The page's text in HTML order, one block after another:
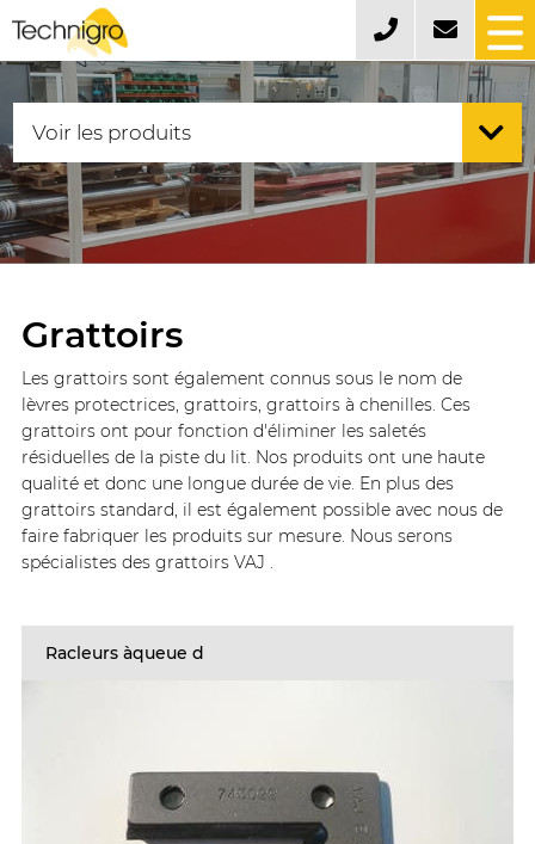
Grattoirs
Les grattoirs sont également connus sous le nom de
lèvres protectrices, grattoirs, grattoirs à chenilles. Ces
grattoirs ont pour fonction d'éliminer les saletés
résiduelles de la piste du lit. Nos produits ont une haute
qualité et donc une longue durée de vie. En plus des
grattoirs standard, il est également possible avec nous de
faire fabriquer les produits sur mesure. Nous serons
spécialistes des grattoirs VAJ .
Racleurs àqueue d